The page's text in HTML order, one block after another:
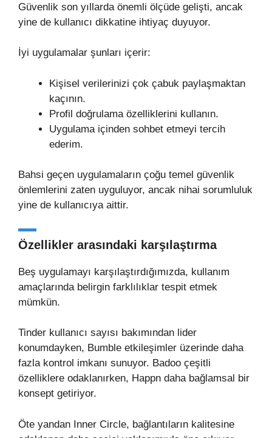
Güvenlik son yıllarda önemli ölçüde gelişti, ancak
yine de kullanıcı dikkatine ihtiyaç duyuyor.
İyi uygulamalar şunları içerir:
Kişisel verilerinizi çok çabuk paylaşmaktan
kaçının.
Profil doğrulama özelliklerini kullanın.
Uygulama içinden sohbet etmeyi tercih
ederim.
Bahsi geçen uygulamaların çoğu temel güvenlik
önlemlerini zaten uyguluyor, ancak nihai sorumluluk
yine de kullanıcıya aittir.
Özellikler arasındaki karşılaştırma
Beş uygulamayı karşılaştırdığımızda, kullanım
amaçlarında belirgin farklılıklar tespit etmek
mümkün.
Tinder kullanıcı sayısı bakımından lider
konumdayken, Bumble etkileşimler üzerinde daha
fazla kontrol imkanı sunuyor. Badoo çeşitli
özelliklere odaklanırken, Happn daha bağlamsal bir
konsept getiriyor.
Öte yandan Inner Circle, bağlantıların kalitesine